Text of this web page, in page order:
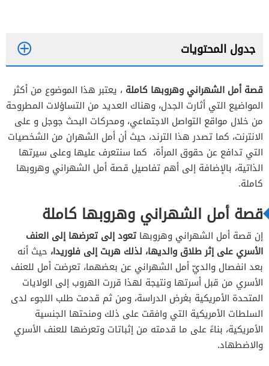
جدول المحتويات
قصة أمل الشهراني وهروبها كاملة ، يعتبر هذا الموضوع من أكثر
المواضيع التي أثارت الجدل، وهناك العديد من التساؤلات المطروحة
من خلال مواقع التواصل الاجتماعي، ومحركات البحث جوجل و على
الانترنت، كما تصدر هذا الترند، حيث أن أمل الشهران من الشخصيات
التي تدافع عن حقوق المرأة، كما سنتعرف عليها وعلى سيرتها
الذاتية، بالإضافة إلى أهم تفاصيل قصة أمل الشهراني وهروبها
كاملة.
قصة أمل الشهراني وهروبها كاملة
إن قصة أمل الشهراني وهروبها تعود إلى تعرضها إلى العنف
الأسري على إثر طلاق والديها، لذلك هربت إلى فلوريدا، حيث أنه
بعد انفصال والديّ أمل الشهراني عن بعضهما، تعرضت أمل للعنف
الأسري من قبل أسرتها ونتيجة لهذا قررت الهروب إلى الولايات
المتحدة الأمريكية بغرض الدراسة، ومن ثم قدمت طلب اللجوء لدى
السلطات الأمريكية التي وافقت على ذلك ومنحتها الجنسية
الأمريكية، بناءً على ما قدمته من إثباتات وتعرضها للعنف الأسري
والاضطهاد.